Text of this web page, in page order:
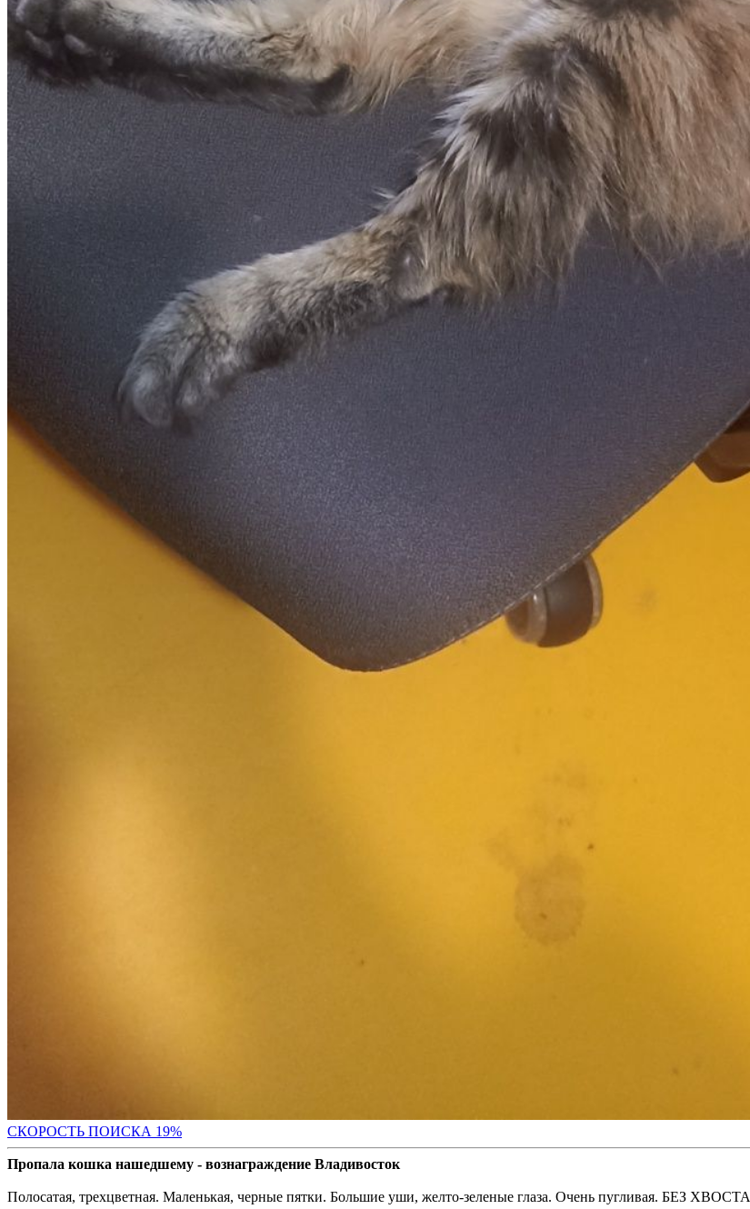
СКОРОСТЬ ПОИСКА 19%
Пропала кошка нашедшему - вознаграждение Владивосток
Полосатая, трехцветная. Маленькая, черные пятки. Большие уши, желто-зеленые глаза. Очень пугливая. БЕЗ ХВОСТА